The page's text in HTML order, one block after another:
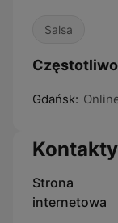
Salsa
Gdańsk:
Kontakty
Strona
internetowa